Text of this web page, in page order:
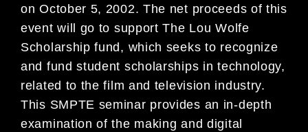
on October 5, 2002. The net proceeds of this
event will go to support The Lou Wolfe
Scholarship fund, which seeks to recognize
and fund student scholarships in technology,
related to the film and television industry.
This SMPTE seminar provides an in-depth
examination of the making and digital